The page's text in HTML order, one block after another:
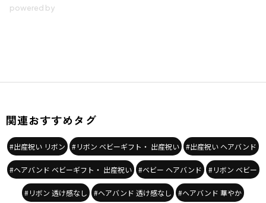
関連おすすめタグ
#出産祝い リボン #リボン ベビーギフト・ 出産祝い #出産祝い ヘアバンド
#ヘアバンド ベビーギフト・ 出産祝い #ベビー ヘアバンド #リボン ベビー
#リボン 透け感なし #ヘアバンド 透け感なし #ヘアバンド 華やか